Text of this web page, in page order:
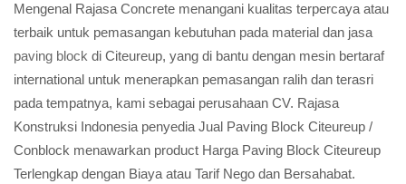
Mengenal Rajasa Concrete menangani kualitas terpercaya atau
terbaik untuk pemasangan kebutuhan pada material dan jasa
paving block di Citeureup, yang di bantu dengan mesin bertaraf
international untuk menerapkan pemasangan ralih dan terasri
pada tempatnya, kami sebagai perusahaan CV. Rajasa
Konstruksi Indonesia penyedia Jual Paving Block Citeureup /
Conblock menawarkan product Harga Paving Block Citeureup
Terlengkap dengan Biaya atau Tarif Nego dan Bersahabat.